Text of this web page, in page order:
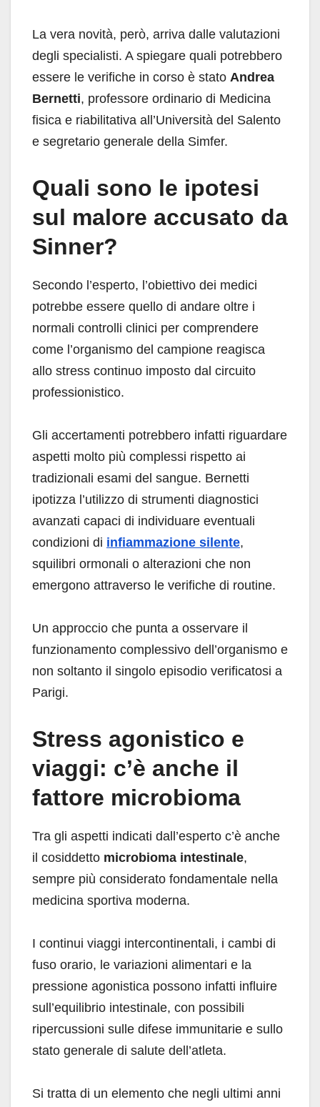
La vera novità, però, arriva dalle valutazioni
degli specialisti. A spiegare quali potrebbero
essere le verifiche in corso è stato Andrea
Bernetti, professore ordinario di Medicina
fisica e riabilitativa all’Università del Salento
e segretario generale della Simfer.
Quali sono le ipotesi
sul malore accusato da
Sinner?
Secondo l’esperto, l’obiettivo dei medici
potrebbe essere quello di andare oltre i
normali controlli clinici per comprendere
come l’organismo del campione reagisca
allo stress continuo imposto dal circuito
professionistico.
Gli accertamenti potrebbero infatti riguardare
aspetti molto più complessi rispetto ai
tradizionali esami del sangue. Bernetti
ipotizza l’utilizzo di strumenti diagnostici
avanzati capaci di individuare eventuali
condizioni di infiammazione silente,
squilibri ormonali o alterazioni che non
emergono attraverso le verifiche di routine.
Un approccio che punta a osservare il
funzionamento complessivo dell’organismo e
non soltanto il singolo episodio verificatosi a
Parigi.
Stress agonistico e
viaggi: c’è anche il
fattore microbioma
Tra gli aspetti indicati dall’esperto c’è anche
il cosiddetto microbioma intestinale,
sempre più considerato fondamentale nella
medicina sportiva moderna.
I continui viaggi intercontinentali, i cambi di
fuso orario, le variazioni alimentari e la
pressione agonistica possono infatti influire
sull’equilibrio intestinale, con possibili
ripercussioni sulle difese immunitarie e sullo
stato generale di salute dell’atleta.
Si tratta di un elemento che negli ultimi anni